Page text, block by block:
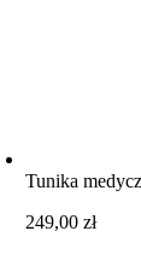
Tunika
249,00zł